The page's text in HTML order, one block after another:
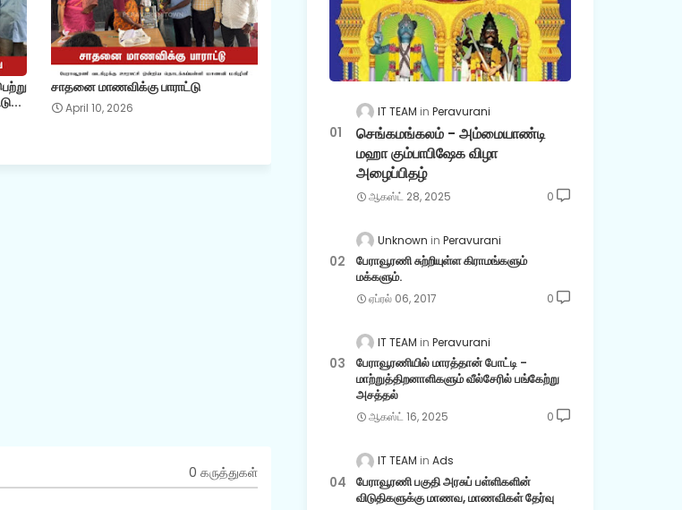
சாதனை மாணவிக்கு பாராட்டு
April 10, 2026
0 கருத்துகள்
IT TEAM Peravurani
செங்கமங்கலம் - அம்மையாண்டி
மஹா கும்பாபிஷேக விழா
அழைப்பிதழ்
ஆகஸ்ட் 28, 2025 0
Unknown Peravurani
பேராவூரணி சுற்றியுள்ள கிராமங்களும்
மக்களும்.
ஏப்ரல் 06, 2017 0
IT TEAM Peravurani
பேராவூரணியில் மாரத்தான் போட்டி -
மாற்றுத்திறனாளிகளும் வீல்சேரில் பங்கேற்று
அசத்தல்
ஆகஸ்ட் 16, 2025 0
IT TEAM Ads
பேராவூரணி பகுதி அரசுப் பள்ளிகளின்
விடுதிகளுக்கு மாணவ, மாணவிகள் தேர்வு